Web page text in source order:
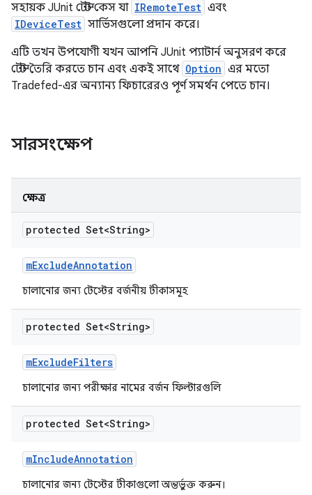
সহায়ক JUnit টেস্ট কেস যা IRemoteTest এবং
IDeviceTest সার্ভিসগুলো প্রদান করে।
এটি তখন উপযোগী যখন আপনি JUnit প্যাটার্ন অনুসরণ করে
টেস্ট তৈরি করতে চান এবং একই সাথে Option এর মতো
Tradefed-এর অন্যান্য ফিচারেরও পূর্ণ সমর্থন পেতে চান।
সারসংক্ষেপ
ক্ষেত্র
protected Set<String>
mExcludeAnnotation
চালানোর জন্য টেস্টের বর্জনীয় টীকাসমূহ
protected Set<String>
mExcludeFilters
চালানোর জন্য পরীক্ষার নামের বর্জন ফিল্টারগুলি
protected Set<String>
mIncludeAnnotation
চালানোর জন্য টেস্টের টীকাগুলো অন্তর্ভুক্ত করুন।